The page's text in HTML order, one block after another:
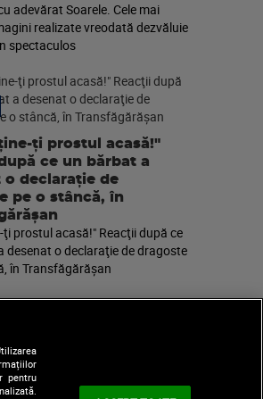
adevărat Soarele. Cele mai
realizate vreodată dezvăluie
spectaculos
ţi prostul acasă!"
ce un bărbat a
o declaraţie de
pe o stâncă, în
ţi prostul acasă!" Reacţii după ce
desenat o declaraţie de dragoste
în Transfăgărăşan
pentru